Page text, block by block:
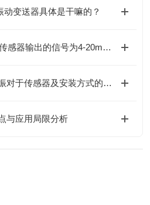
变送器具体是干嘛的？
HZD-B-8B-A5一体化振动传感器输出的信号为4-20mA电流信号
在线监测汽轮机轴振、壳振对于传感器及安装方式的不同选择
与应用局限分析